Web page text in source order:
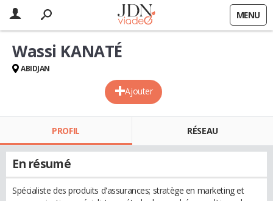
MENU
Ajouter
Wassi KANATÉ
ABIDJAN
PROFIL RÉSEAU
En résumé
Spécialiste des produits d'assurances; stratège en marketing et